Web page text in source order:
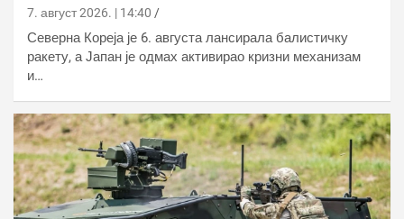
7. август 2026. | 14:40
Северна Кореја је 6. августа лансирала балистичку
ракету, а Јапан је одмах активирао кризни механизам
и…